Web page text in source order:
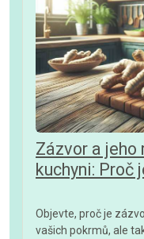
Zázvor a
kuchyni: Proč
Objevte, proč je
vašich pokrmů, ale